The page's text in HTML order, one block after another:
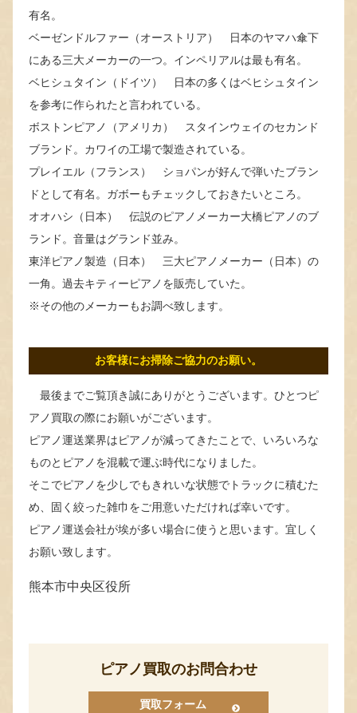
有名。
ベーゼンドルファー（オーストリア） 日本のヤマハ傘下
にある三大メーカーの一つ。インペリアルは最も有名。
ベヒシュタイン（ドイツ） 日本の多くはベヒシュタイン
を参考に作られたと言われている。
ボストンピアノ（アメリカ） スタインウェイのセカンド
ブランド。カワイの工場で製造されている。
プレイエル（フランス） ショパンが好んで弾いたブラン
ドとして有名。ガボーもチェックしておきたいところ。
オオハシ（日本） 伝説のピアノメーカー大橋ピアノのブ
ランド。音量はグランド並み。
東洋ピアノ製造（日本） 三大ピアノメーカー（日本）の
一角。過去キティーピアノを販売していた。
※その他のメーカーもお調べ致します。
お客様にお掃除ご協力のお願い。
最後までご覧頂き誠にありがとうございます。ひとつピ
アノ買取の際にお願いがございます。
ピアノ運送業界はピアノが減ってきたことで、いろいろな
ものとピアノを混載で運ぶ時代になりました。
そこでピアノを少しでもきれいな状態でトラックに積むた
め、固く絞った雑巾をご用意いただければ幸いです。
ピアノ運送会社が埃が多い場合に使うと思います。宜しく
お願い致します。
熊本市中央区役所
ピアノ買取のお問合わせ
買取フォーム